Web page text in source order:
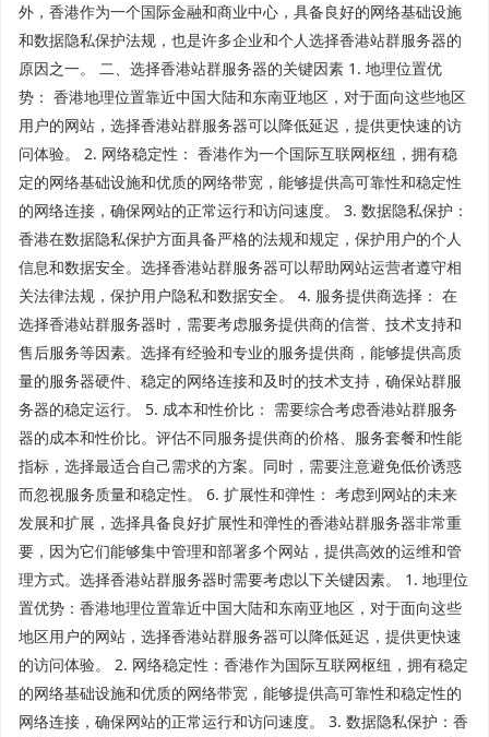
外，香港作为一个国际金融和商业中心，具备良好的网络基础设施
和数据隐私保护法规，也是许多企业和个人选择香港站群服务器的
原因之一。 二、选择香港站群服务器的关键因素 1. 地理位置优
势： 香港地理位置靠近中国大陆和东南亚地区，对于面向这些地区
用户的网站，选择香港站群服务器可以降低延迟，提供更快速的访
问体验。 2. 网络稳定性： 香港作为一个国际互联网枢纽，拥有稳
定的网络基础设施和优质的网络带宽，能够提供高可靠性和稳定性
的网络连接，确保网站的正常运行和访问速度。 3. 数据隐私保护：
香港在数据隐私保护方面具备严格的法规和规定，保护用户的个人
信息和数据安全。选择香港站群服务器可以帮助网站运营者遵守相
关法律法规，保护用户隐私和数据安全。 4. 服务提供商选择： 在
选择香港站群服务器时，需要考虑服务提供商的信誉、技术支持和
售后服务等因素。选择有经验和专业的服务提供商，能够提供高质
量的服务器硬件、稳定的网络连接和及时的技术支持，确保站群服
务器的稳定运行。 5. 成本和性价比： 需要综合考虑香港站群服务
器的成本和性价比。评估不同服务提供商的价格、服务套餐和性能
指标，选择最适合自己需求的方案。同时，需要注意避免低价诱惑
而忽视服务质量和稳定性。 6. 扩展性和弹性： 考虑到网站的未来
发展和扩展，选择具备良好扩展性和弹性的香港站群服务器非常重
要，因为它们能够集中管理和部署多个网站，提供高效的运维和管
理方式。选择香港站群服务器时需要考虑以下关键因素。 1. 地理位
置优势：香港地理位置靠近中国大陆和东南亚地区，对于面向这些
地区用户的网站，选择香港站群服务器可以降低延迟，提供更快速
的访问体验。 2. 网络稳定性：香港作为国际互联网枢纽，拥有稳定
的网络基础设施和优质的网络带宽，能够提供高可靠性和稳定性的
网络连接，确保网站的正常运行和访问速度。 3. 数据隐私保护：香